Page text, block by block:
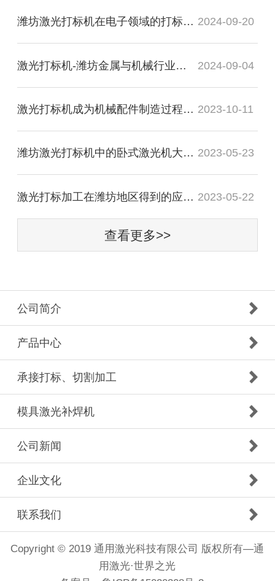
潍坊激光打标机在电子领域的打标应用 2024-09-20
​激光打标机-潍坊金属与机械行业的璀璨之星 2024-09-04
激光打标机成为机械配件制造过程中不可或缺的一部分 2023-10-11
潍坊激光打标机中的卧式激光机大量应用于飞轮行业 2023-05-23
激光打标加工在潍坊地区得到的应用已经十分的普遍 2023-05-22
查看更多>>
公司简介
产品中心
承接打标、切割加工
模具激光补焊机
公司新闻
企业文化
联系我们
Copyright © 2019 通用激光科技有限公司 版权所有—通
用激光·世界之光